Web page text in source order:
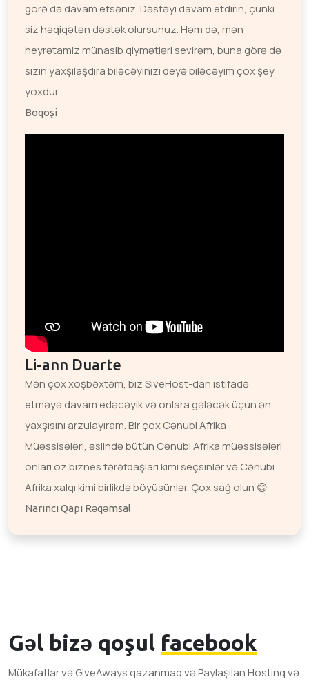
görə də davam etsəniz. Dəstəyi davam etdirin, çünki
siz həqiqətən dəstək olursunuz. Həm də, mən
heyrətamiz münasib qiymətləri sevirəm, buna görə də
sizin yaxşılaşdıra biləcəyinizi deyə biləcəyim çox şey
yoxdur.
Boqoşi
Li-ann Duarte
Mən çox xoşbəxtəm, biz SiveHost-dan istifadə
etməyə davam edəcəyik və onlara gələcək üçün ən
yaxşısını arzulayıram. Bir çox Cənubi Afrika
Müəssisələri, əslində bütün Cənubi Afrika müəssisələri
onları öz biznes tərəfdaşları kimi seçsinlər və Cənubi
Afrika xalqı kimi birlikdə böyüsünlər. Çox sağ olun 😊
Narıncı Qapı Rəqəmsal
Gəl bizə qoşul facebook
Mükafatlar və GiveAways qazanmaq və Paylaşılan Hostinq və